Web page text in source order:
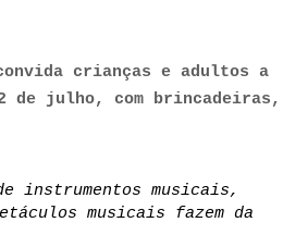
crianças e adultos a
de julho, com brincadeiras,
instrumentos musicais,
musicais fazem da